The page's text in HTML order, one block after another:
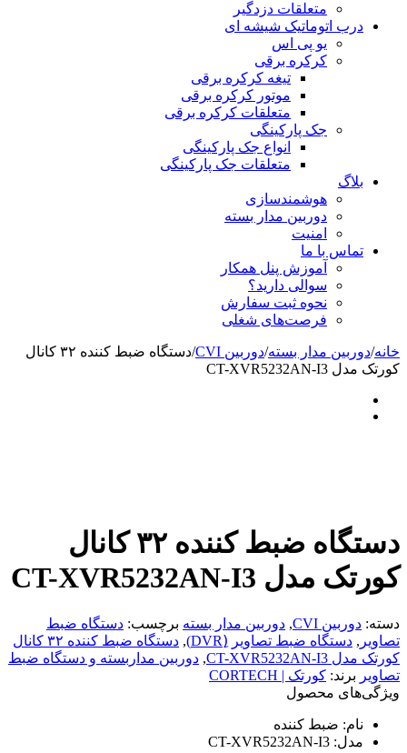
متعلقات دزدگیر
درب اتوماتیک شیشه ای
یو پی اس
کرکره برقی
تیغه کرکره برقی
موتور کرکره برقی
متعلقات کرکره برقی
جک پارکینگی
انواع جک پارکینگی
متعلقات جک پارکینگی
بلاگ
هوشمندسازی
دوربین مدار بسته
امنیت
تماس با ما
آموزش پنل همکار
سوالی دارید؟
نحوه ثبت سفارش
فرصت‌های شغلی
خانه/دوربین مدار بسته/دوربین CVI /
دستگاه ضبط کننده ۳۲ کانال
کورتک مدل CT-XVR5232AN-I3
دستگاه ضبط کننده ۳۲ کانال
کورتک مدل CT-XVR5232AN-I3
دسته: دوربین CVI , دوربین مدار بسته برچسب: دستگاه ضبط
تصاویر , دستگاه ضبط تصاویر (ِDVR) ,
دستگاه ضبط کننده ۳۲ کانال
کورتک مدل CT-XVR5232AN-I3
, دوربین مداربسته و دستگاه ضبط
تصاویر برند: کورتک | CORTECH
ویژگی‌های محصول
نام: ضبط کننده
مدل: CT-XVR5232AN-I3